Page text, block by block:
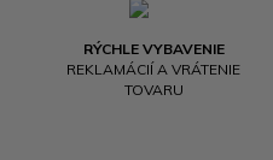
RÝCHLE VYBAVENIE
REKLAMÁCIÍ A VRÁTENIE
TOVARU